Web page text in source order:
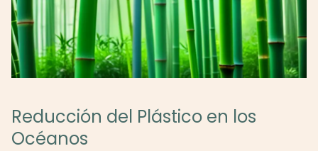
Reducción del Plástico en los
Océanos